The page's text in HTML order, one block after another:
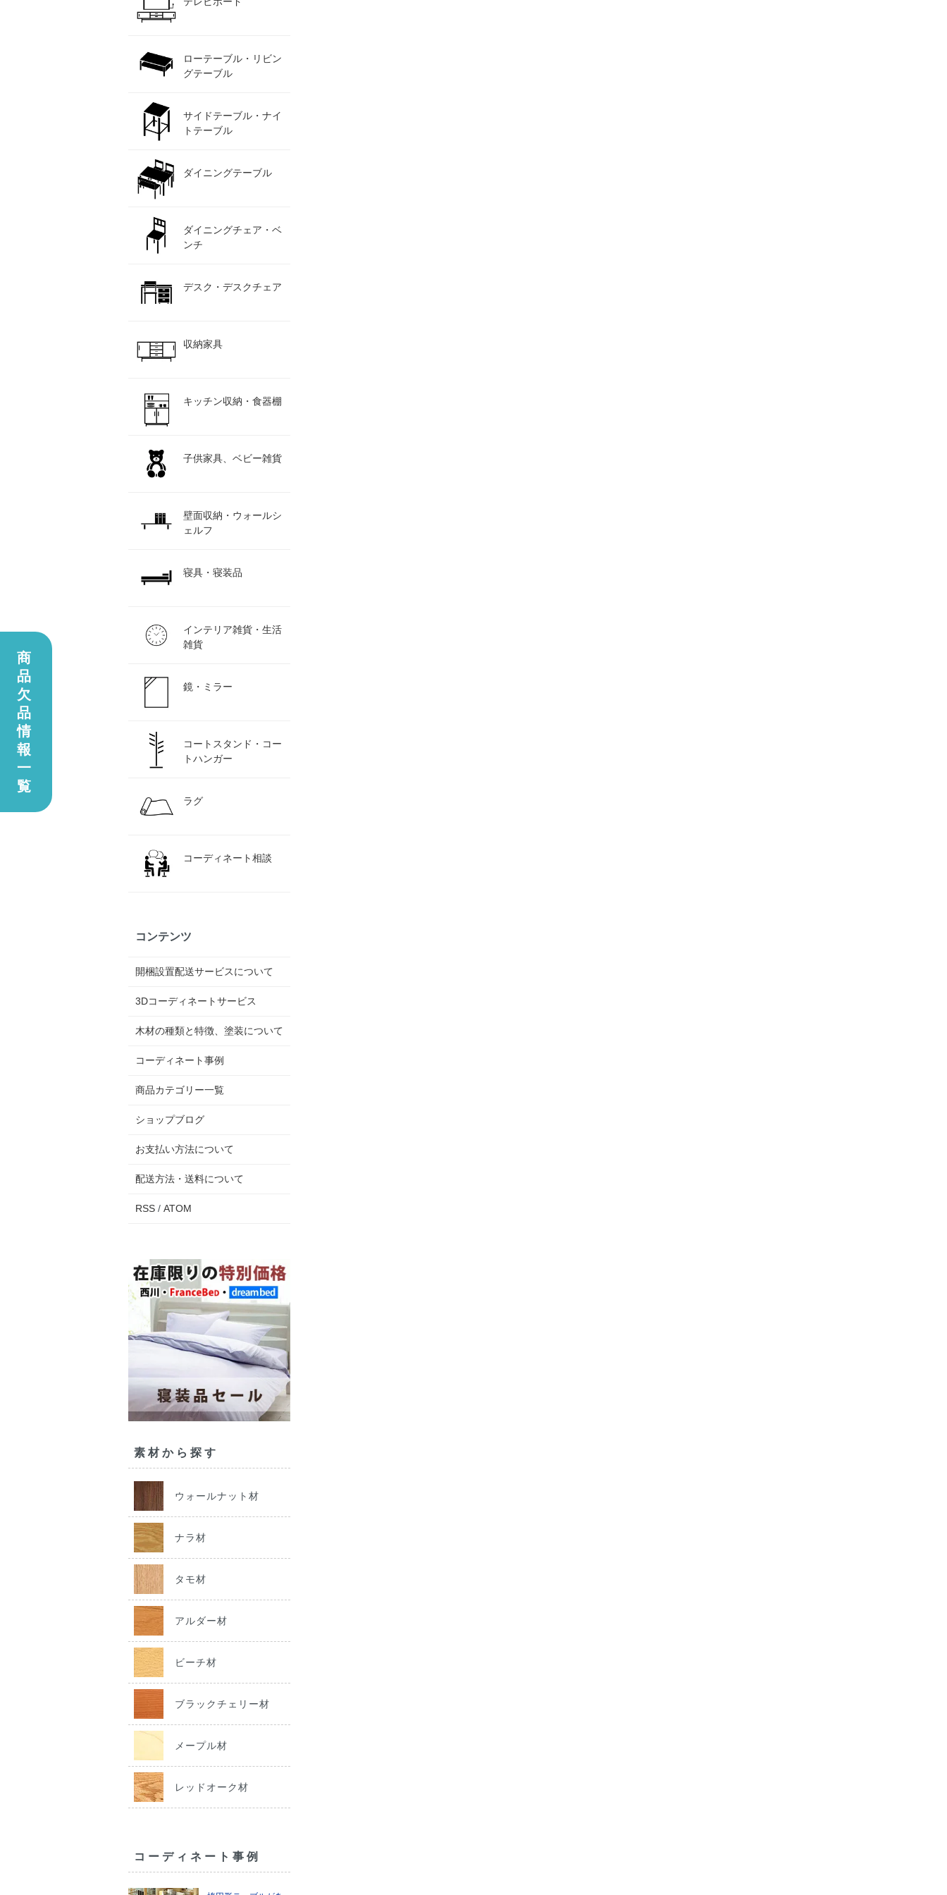
ローテーブル・リビン
グテーブル
サイドテーブル・ナイ
トテーブル
ダイニングテーブル
ダイニングチェア・ベ
ンチ
デスク・デスクチェア
収納家具
キッチン収納・食器棚
子供家具、ベビー雑貨
壁面収納・ウォールシ
ェルフ
寝具・寝装品
インテリア雑貨・生活
雑貨
鏡・ミラー
コートスタンド・コー
トハンガー
ラグ
コーディネート相談
コンテンツ
開梱設置配送サービスについて
3Dコーディネートサービス
木材の種類と特徴、塗装について
コーディネート事例
商品カテゴリー一覧
ショップブログ
お支払い方法について
配送方法・送料について
RSS / ATOM
素材から探す
ウォールナット材
ナラ材
タモ材
アルダー材
ビーチ材
ブラックチェリー材
メープル材
レッドオーク材
コーディネート事例
商
品
欠
品
情
報
一
覧